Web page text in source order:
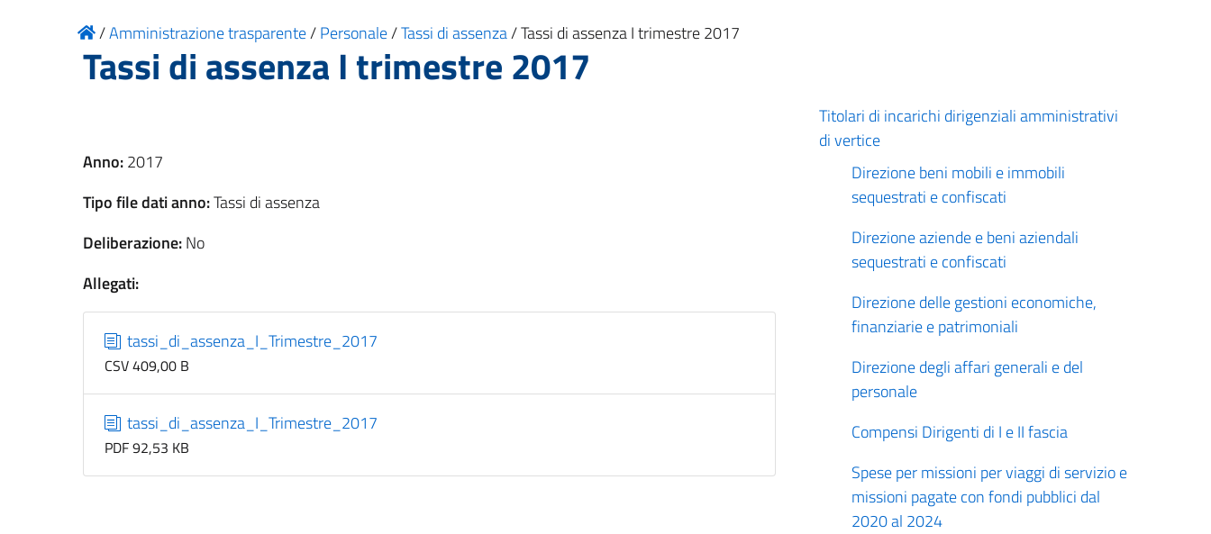
/Amministrazione trasparente/Personale/Tassi di assenza/Tassi di assenza I trimestre 2017
Tassi di assenza I trimestre 2017
Anno:2017
Tipo file dati anno:Tassi di assenza
Deliberazione:No
Allegati:
tassi_di_assenza_I_Trimestre_2017
CSV 409,00 B
tassi_di_assenza_I_Trimestre_2017
PDF 92,53 KB
Titolari di incarichi dirigenziali amministrativi
di vertice
Direzione beni mobili e immobili
sequestrati e confiscati
Direzione aziende e beni aziendali
sequestrati e confiscati
Direzione delle gestioni economiche,
finanziarie e patrimoniali
Direzione degli affari generali e del
personale
Compensi Dirigenti di I e II fascia
Spese per missioni per viaggi di servizio e
missioni pagate con fondi pubblici dal
2020 al 2024